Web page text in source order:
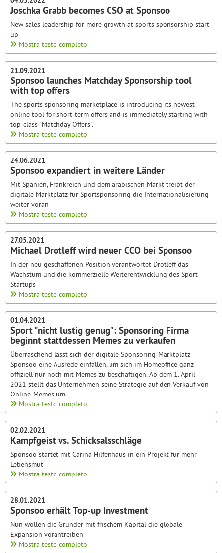
Joschka Grabb becomes CSO at Sponsoo
New sales leadership for more growth at sports sponsorship start-
up
Mostra testo completo
21.09.2021
Sponsoo launches Matchday Sponsorship tool
with top offers
The sports sponsoring marketplace is introducing its newest
online tool for short-term offers and is immediately starting with
top-class "Matchday Offers".
Mostra testo completo
24.06.2021
Sponsoo expandiert in weitere Länder
Mit Spanien, Frankreich und dem arabischen Markt treibt der
digitale Marktplatz für Sportsponsoring die Internationalisierung
weiter voran
Mostra testo completo
27.05.2021
Michael Drotleff wird neuer CCO bei Sponsoo
In der neu geschaffenen Position verantwortet Drotleff das
Wachstum und die kommerzielle Weiterentwicklung des Sport-
Startups
Mostra testo completo
01.04.2021
Sport "nicht lustig genug": Sponsoring Firma
beginnt stattdessen Memes zu verkaufen
Überraschend lässt sich der digitale Sponsoring-Marktplatz
Sponsoo eine Ausrede einfallen, um sich im Homeoffice ganz
offiziell nur noch mit Memes zu beschäftigen. Ab dem 1. April
2021 stellt das Unternehmen seine Strategie auf den Verkauf von
Online-Memes um.
Mostra testo completo
02.02.2021
Kampfgeist vs. Schicksalsschläge
Sponsoo startet mit Carina Hilfenhaus in ein Projekt für mehr
Lebensmut
Mostra testo completo
28.01.2021
Sponsoo erhält Top-up Investment
Nun wollen die Gründer mit frischem Kapital die globale
Expansion vorantreiben
Mostra testo completo